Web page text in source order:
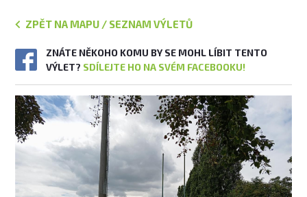
ZPĚT NA MAPU / SEZNAM VÝLETŮ
ZNÁTE NĚKOHO KOMU BY SE MOHL LÍBIT TENTO
VÝLET? SDÍLEJTE HO NA SVÉM FACEBOOKU!